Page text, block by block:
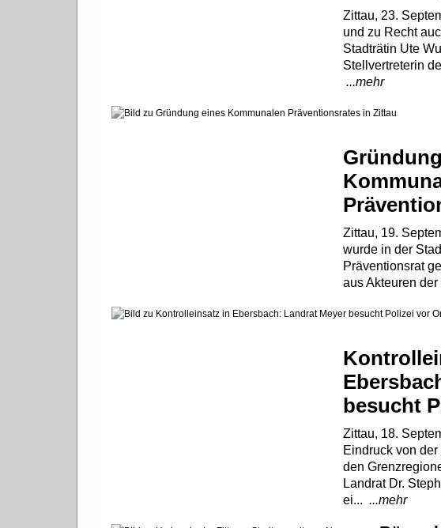
Zittau, 23.
und zu Recht
Stadträtin Ute
Stellvertreterin
...mehr
Zittau, 19.
wurde in der
Präventionsrat
aus Akteuren der
besucht
Zittau, 18.
Eindruck von
den
Landrat Dr.
ei... ...mehr